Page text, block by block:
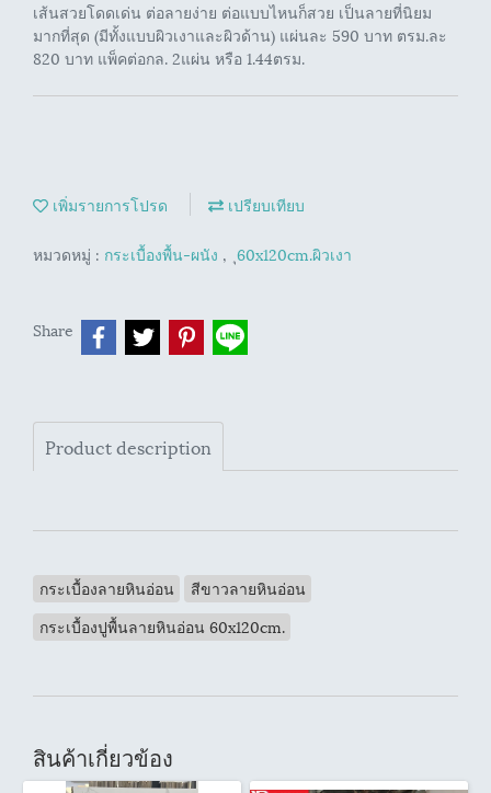
เส้นสวยโดดเด่น ต่อลายง่าย ต่อแบบไหนก็สวย เป็นลายที่นิยม
มากที่สุด (มีทั้งแบบผิวเงาและผิวด้าน) แผ่นละ 590 บาท ตรม.ละ
820 บาท แพ็คต่อกล. 2แผ่น หรือ 1.44ตรม.
เพิ่มรายการโปรด เปรียบเทียบ
หมวดหมู่ : กระเบื้องพื้น-ผนัง , ุ60x120cm.ผิวเงา
Share
Product description
กระเบื้องลายหินอ่อน
สีขาวลายหินอ่อน
กระเบื้องปูพื้นลายหินอ่อน 60x120cm.
สินค้าเกี่ยวข้อง